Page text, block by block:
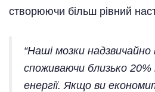
створюючи більш рівний
“Наші мозки надзвичайно
споживаючи близько 20%
енергії. Якщо ви